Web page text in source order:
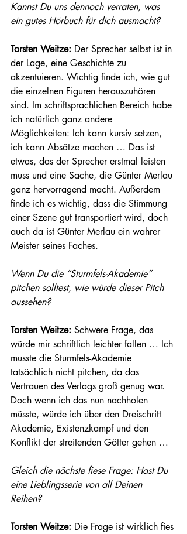
Kannst Du uns dennoch verraten, was
ein gutes Hörbuch für dich ausmacht?
Torsten Weitze: Der Sprecher selbst ist in
der Lage, eine Geschichte zu
akzentuieren. Wichtig finde ich, wie gut
die einzelnen Figuren herauszuhören
sind. Im schriftsprachlichen Bereich habe
ich natürlich ganz andere
Möglichkeiten: Ich kann kursiv setzen,
ich kann Absätze machen … Das ist
etwas, das der Sprecher erstmal leisten
muss und eine Sache, die Günter Merlau
ganz hervorragend macht. Außerdem
finde ich es wichtig, dass die Stimmung
einer Szene gut transportiert wird, doch
auch da ist Günter Merlau ein wahrer
Meister seines Faches.
Wenn Du die “Sturmfels-Akademie”
pitchen solltest, wie würde dieser Pitch
aussehen?
Torsten Weitze: Schwere Frage, das
würde mir schriftlich leichter fallen … Ich
musste die Sturmfels-Akademie
tatsächlich nicht pitchen, da das
Vertrauen des Verlags groß genug war.
Doch wenn ich das nun nachholen
müsste, würde ich über den Dreischritt
Akademie, Existenzkampf und den
Konflikt der streitenden Götter gehen …
Gleich die nächste fiese Frage: Hast Du
eine Lieblingsserie von all Deinen
Reihen?
Torsten Weitze: Die Frage ist wirklich fies